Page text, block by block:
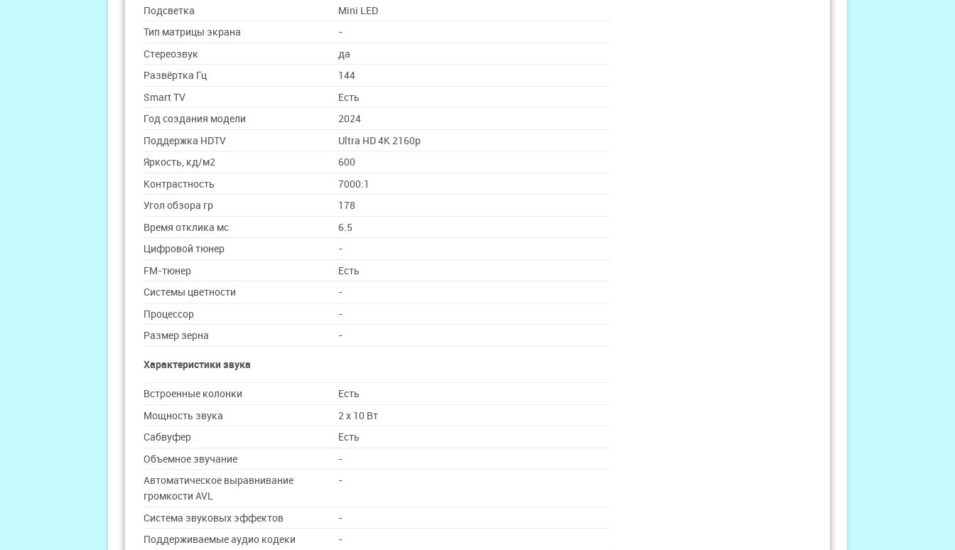
Подсветка
Mini LED
Тип матрицы экрана
-
Стереозвук
да
Развёртка Гц
144
Smart TV
Есть
Год создания модели
2024
Поддержка HDTV
Ultra HD 4K 2160p
Яркость, кд/м2
600
Контрастность
7000:1
Угол обзора гр
178
Время отклика мс
6.5
Цифровой тюнер
-
FM-тюнер
Есть
Системы цветности
-
Процессор
-
Размер зерна
-
Характеристики звука
Встроенные колонки
Есть
Мощность звука
2 x 10 Вт
Сабвуфер
Есть
Объемное звучание
-
Автоматическое выравнивание
громкости AVL
-
Система звуковых эффектов
-
Поддерживаемые аудио кодеки
-